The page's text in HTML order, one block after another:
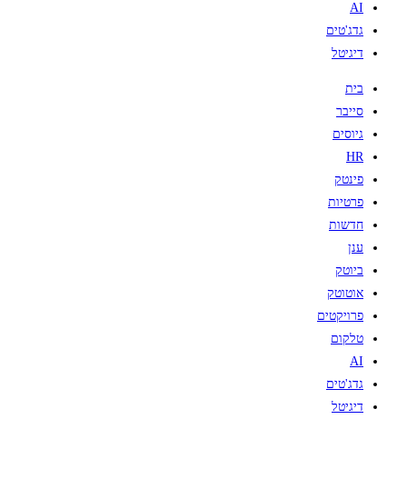
AI
גדג'טים
דיגיטל
בית
סייבר
גיוסים
HR
פינטק
פרטיות
חדשות
ענן
ביוטק
אוטוטק
פרויקטים
טלקום
AI
גדג'טים
דיגיטל